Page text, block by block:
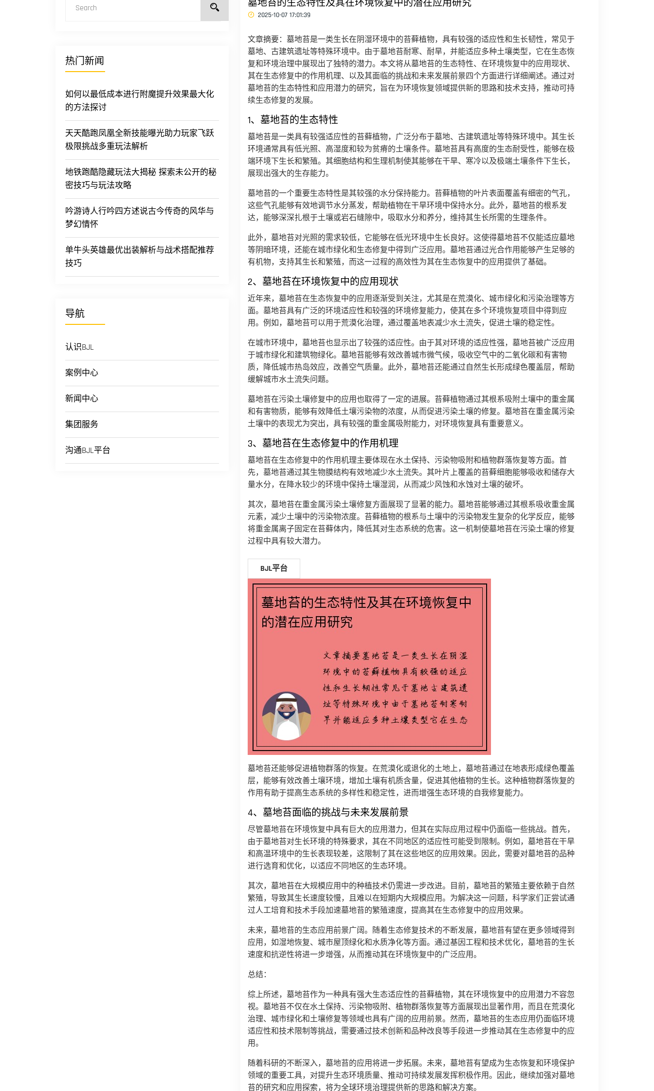
热门新闻
如何以最低成本进行附魔提升效果最大化
的方法探讨
天天酷跑凤凰全新技能曝光助力玩家飞跃
极限挑战多重玩法解析
地铁跑酷隐藏玩法大揭秘 探索未公开的秘
密技巧与玩法攻略
吟游诗人行吟四方述说古今传奇的风华与
梦幻情怀
单牛头英雄最优出装解析与战术搭配推荐
技巧
导航
认识BJL
案例中心
新闻中心
集团服务
沟通BJL平台
墓地苔的生态特性及其在环境恢复中的潜在应用研究
2025-10-07 17:01:39
文章摘要：墓地苔是一类生长在阴湿环境中的苔藓植物，具有较强的适应性和生长韧性，常见于
墓地、古建筑遗址等特殊环境中。由于墓地苔耐寒、耐旱，并能适应多种土壤类型，它在生态恢
复和环境治理中展现出了独特的潜力。本文将从墓地苔的生态特性、在环境恢复中的应用现状、
其在生态修复中的作用机理、以及其面临的挑战和未来发展前景四个方面进行详细阐述。通过对
墓地苔的生态特性和应用潜力的研究，旨在为环境恢复领域提供新的思路和技术支持，推动可持
续生态修复的发展。
1、墓地苔的生态特性
墓地苔是一类具有较强适应性的苔藓植物，广泛分布于墓地、古建筑遗址等特殊环境中。其生长
环境通常具有低光照、高湿度和较为贫瘠的土壤条件。墓地苔具有高度的生态耐受性，能够在极
端环境下生长和繁殖。其细胞结构和生理机制使其能够在干旱、寒冷以及极端土壤条件下生长，
展现出强大的生存能力。
墓地苔的一个重要生态特性是其较强的水分保持能力。苔藓植物的叶片表面覆盖有细密的气孔，
这些气孔能够有效地调节水分蒸发，帮助植物在干旱环境中保持水分。此外，墓地苔的根系发
达，能够深深扎根于土壤或岩石缝隙中，吸取水分和养分，维持其生长所需的生理条件。
此外，墓地苔对光照的需求较低，它能够在低光环境中生长良好。这使得墓地苔不仅能适应墓地
等阴暗环境，还能在城市绿化和生态修复中得到广泛应用。墓地苔通过光合作用能够产生足够的
有机物，支持其生长和繁殖，而这一过程的高效性为其在生态恢复中的应用提供了基础。
2、墓地苔在环境恢复中的应用现状
近年来，墓地苔在生态恢复中的应用逐渐受到关注，尤其是在荒漠化、城市绿化和污染治理等方
面。墓地苔具有广泛的环境适应性和较强的环境修复能力，使其在多个环境恢复项目中得到应
用。例如，墓地苔可以用于荒漠化治理，通过覆盖地表减少水土流失，促进土壤的稳定性。
在城市环境中，墓地苔也显示出了较强的适应性。由于其对环境的适应性强，墓地苔被广泛应用
于城市绿化和建筑物绿化。墓地苔能够有效改善城市微气候，吸收空气中的二氧化碳和有害物
质，降低城市热岛效应，改善空气质量。此外，墓地苔还能通过自然生长形成绿色覆盖层，帮助
缓解城市水土流失问题。
墓地苔在污染土壤修复中的应用也取得了一定的进展。苔藓植物通过其根系吸附土壤中的重金属
和有害物质，能够有效降低土壤污染物的浓度，从而促进污染土壤的修复。墓地苔在重金属污染
土壤中的表现尤为突出，具有较强的重金属吸附能力，对环境恢复具有重要意义。
3、墓地苔在生态修复中的作用机理
墓地苔在生态修复中的作用机理主要体现在水土保持、污染物吸附和植物群落恢复等方面。首
先，墓地苔通过其生物膜结构有效地减少水土流失。其叶片上覆盖的苔藓细胞能够吸收和储存大
量水分，在降水较少的环境中保持土壤湿润，从而减少风蚀和水蚀对土壤的破坏。
其次，墓地苔在重金属污染土壤修复方面展现了显著的能力。墓地苔能够通过其根系吸收重金属
元素，减少土壤中的污染物浓度。苔藓植物的根系与土壤中的污染物发生复杂的化学反应，能够
将重金属离子固定在苔藓体内，降低其对生态系统的危害。这一机制使墓地苔在污染土壤的修复
过程中具有较大潜力。
BJL平台
墓地苔还能够促进植物群落的恢复。在荒漠化或退化的土地上，墓地苔通过在地表形成绿色覆盖
层，能够有效改善土壤环境，增加土壤有机质含量，促进其他植物的生长。这种植物群落恢复的
作用有助于提高生态系统的多样性和稳定性，进而增强生态环境的自我修复能力。
4、墓地苔面临的挑战与未来发展前景
尽管墓地苔在环境恢复中具有巨大的应用潜力，但其在实际应用过程中仍面临一些挑战。首先，
由于墓地苔对生长环境的特殊要求，其在不同地区的适应性可能受到限制。例如，墓地苔在干旱
和高温环境中的生长表现较差，这限制了其在这些地区的应用效果。因此，需要对墓地苔的品种
进行选育和优化，以适应不同地区的生态环境。
其次，墓地苔在大规模应用中的种植技术仍需进一步改进。目前，墓地苔的繁殖主要依赖于自然
繁殖，导致其生长速度较慢，且难以在短期内大规模应用。为解决这一问题，科学家们正尝试通
过人工培育和技术手段加速墓地苔的繁殖速度，提高其在生态修复中的应用效果。
未来，墓地苔的生态应用前景广阔。随着生态修复技术的不断发展，墓地苔有望在更多领域得到
应用，如湿地恢复、城市屋顶绿化和水质净化等方面。通过基因工程和技术优化，墓地苔的生长
速度和抗逆性将进一步增强，从而推动其在环境恢复中的广泛应用。
总结：
综上所述，墓地苔作为一种具有强大生态适应性的苔藓植物，其在环境恢复中的应用潜力不容忽
视。墓地苔不仅在水土保持、污染物吸附、植物群落恢复等方面展现出显著作用，而且在荒漠化
治理、城市绿化和土壤修复等领域也具有广阔的应用前景。然而，墓地苔的生态应用仍面临环境
适应性和技术限制等挑战，需要通过技术创新和品种改良等手段进一步推动其在生态修复中的应
用。
随着科研的不断深入，墓地苔的应用将进一步拓展。未来，墓地苔有望成为生态恢复和环境保护
领域的重要工具，对提升生态环境质量、推动可持续发展发挥积极作用。因此，继续加强对墓地
苔的研究和应用探索，将为全球环境治理提供新的思路和解决方案。